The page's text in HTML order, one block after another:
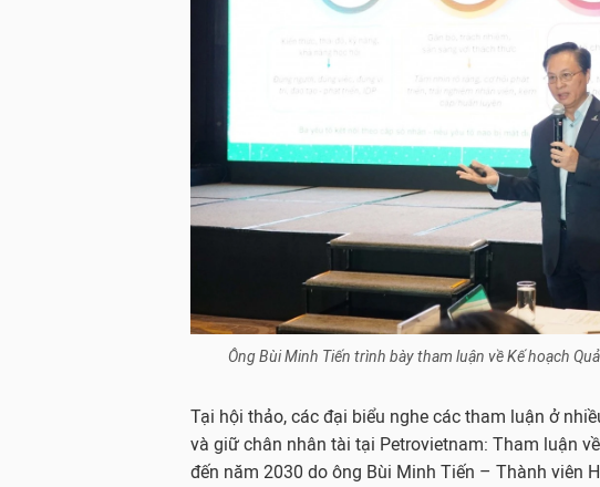
Ông Bùi Minh Tiến trình bày tham luận về Kế hoạch
Tại hội thảo, các đại biểu nghe các tham luận ở
và giữ chân nhân tài tại Petrovietnam: Tham luận
đến năm 2030 do ông Bùi Minh Tiến – Thành viên